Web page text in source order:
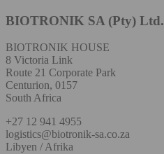
BIOTRONIK SA (Pty) Ltd.
BIOTRONIK HOUSE
8 Victoria Link
Route 21 Corporate Park
Centurion, 0157
South Africa
+27 12 941 4955
logistics@biotronik-sa.co.za
Libyen / Afrika